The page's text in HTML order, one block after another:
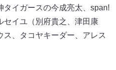
イガースの今成亮太、span!
セイユ（別府貴之、津田康
、タコヤキーダー、アレス